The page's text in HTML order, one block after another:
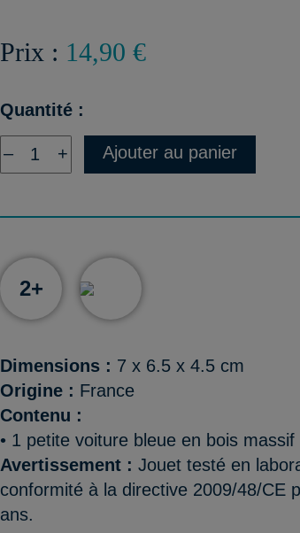
Prix : 14,90 €
Quantité :
– + Ajouter au panier
2+
Dimensions : 7 x 6.5 x 4.5 cm
Origine : France
Contenu :
• 1 petite voiture bleue en bois massif
Avertissement :Jouet testé en
conformité à la directive 2009/48/CE
ans.